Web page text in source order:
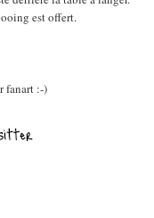
est offert.
fanart :-)